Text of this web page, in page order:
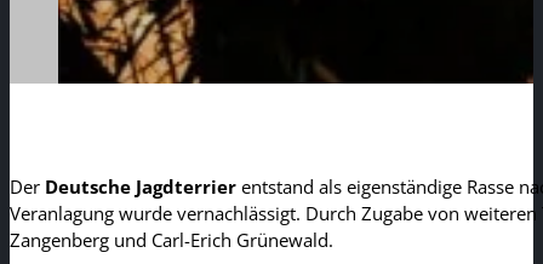
Der Deutsche Jagdterrier entstand als eigenständige Rasse
Veranlagung wurde vernachlässigt. Durch Zugabe von
Zangenberg und Carl-Erich Grünewald.